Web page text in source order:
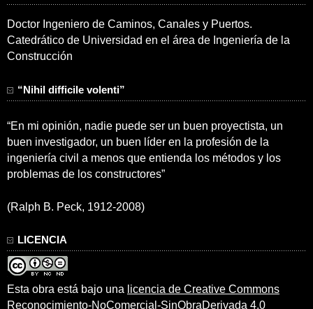
Doctor Ingeniero de Caminos, Canales y Puertos.
Catedrático de Universidad en el área de Ingeniería de la
Construcción
“Nihil difficile volenti”
“En mi opinión, nadie puede ser un buen proyectista, un
buen investigador, un buen líder en la profesión de la
ingeniería civil a menos que entienda los métodos y los
problemas de los constructores”
(Ralph B. Peck, 1912-2008)
LICENCIA
Esta obra está bajo una licencia de Creative Commons
Reconocimiento-NoComercial-SinObraDerivada 4.0